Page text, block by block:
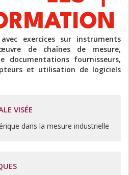
exercices sur instruments
de chaînes de mesure,
documentations fournisseurs,
et utilisation de logiciels
VISÉE
dans la mesure industrielle